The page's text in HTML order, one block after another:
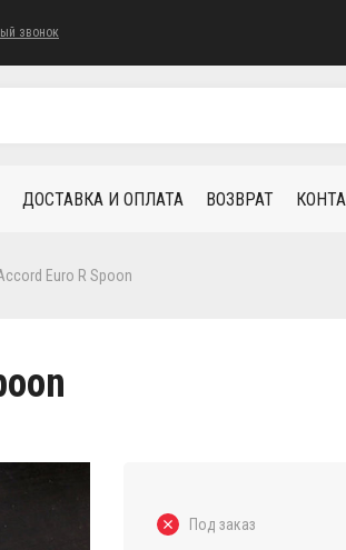
звонок
ДОСТАВКА И ОПЛАТА ВОЗВРАТ
Euro R Spoon
Под заказ